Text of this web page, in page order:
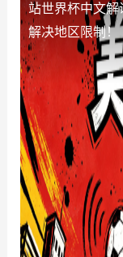
站世界杯中文
解决地区限制！